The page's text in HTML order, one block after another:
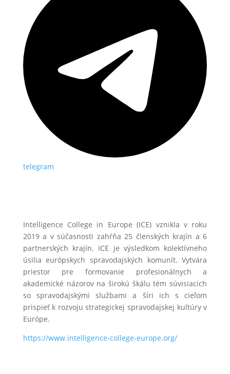
telegram
Intelligence College in Europe (ICE) vznikla v roku
2019 a v súčasnosti zahŕňa 25 členských krajín a 6
partnerských krajín. ICE je výsledkom kolektívneho
úsilia európskych spravodajských komunít. Vytvára
priestor pre formovanie profesionálnych a
akademické názorov na širokú škálu tém súvisiacich
so spravodajskými službami a šíri ich s cieľom
prispieť k rozvoju strategickej spravodajskej kultúry v
Európe.
https://www.intelligence-college-europe.org/